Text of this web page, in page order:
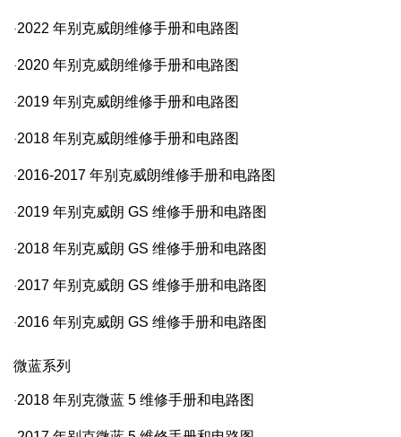
·2022 年别克威朗维修手册和电路图
·2020 年别克威朗维修手册和电路图
·2019 年别克威朗维修手册和电路图
·2018 年别克威朗维修手册和电路图
·2016-2017 年别克威朗维修手册和电路图
·2019 年别克威朗 GS 维修手册和电路图
·2018 年别克威朗 GS 维修手册和电路图
·2017 年别克威朗 GS 维修手册和电路图
·2016 年别克威朗 GS 维修手册和电路图
微蓝系列
·2018 年别克微蓝 5 维修手册和电路图